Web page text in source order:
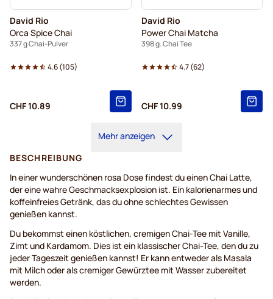
David Rio
Orca Spice Chai
337 g Chai-Pulver
4.6(105)
CHF 10.89
David Rio
Power Chai Matcha
398 g. Chai Tee
4.7(62)
CHF 10.99
Mehr anzeigen
BESCHREIBUNG
In einer wunderschönen rosa Dose findest du einen Chai Latte,
der eine wahre Geschmacksexplosion ist. Ein kalorienarmes und
koffeinfreies Getränk, das du ohne schlechtes Gewissen
genießen kannst.
Du bekommst einen köstlichen, cremigen Chai-Tee mit Vanille,
Zimt und Kardamom. Dies ist ein klassischer Chai-Tee, den du zu
jeder Tageszeit genießen kannst! Er kann entweder als Masala
mit Milch oder als cremiger Gewürztee mit Wasser zubereitet
werden.